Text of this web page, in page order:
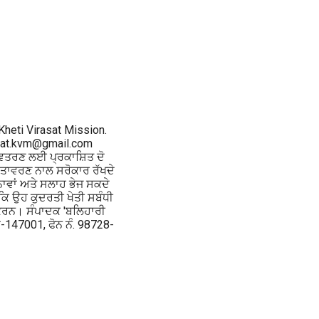
Virasat Mission.
ਲਈ ਪ੍ਰਕਾਸ਼ਿਤ ਦੋ
ਨਾਲ ਸਰੋਕਾਰ ਰੱਖਦੇ
ਅਤੇ ਸਲਾਹ ਭੇਜ ਸਕਦੇ
ਉਹ ਕੁਦਰਤੀ ਖੇਤੀ ਸਬੰਧੀ
ਸੰਪਾਦਕ 'ਬਲਿਹਾਰੀ
ਫੋਨ ਨੰ. 98728-